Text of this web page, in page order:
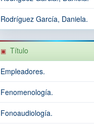
Rodríguez García, Daniela.
Título
Empleadores.
Fenomenología.
Fonoaudiología.